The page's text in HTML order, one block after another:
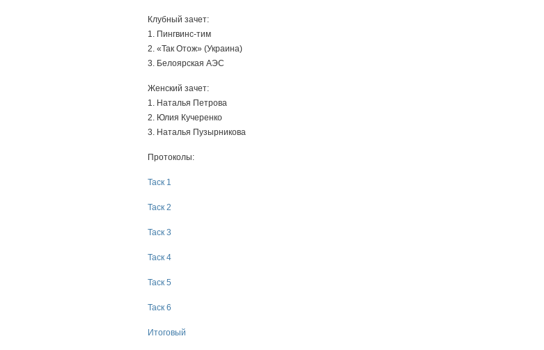
Клубный зачет:
1. Пингвинс-тим
2. «Так Отож» (Украина)
3. Белоярская АЭС
Женский зачет:
1. Наталья Петрова
2. Юлия Кучеренко
3. Наталья Пузырникова
Протоколы:
Таск 1
Таск 2
Таск 3
Таск 4
Таск 5
Таск 6
Итоговый